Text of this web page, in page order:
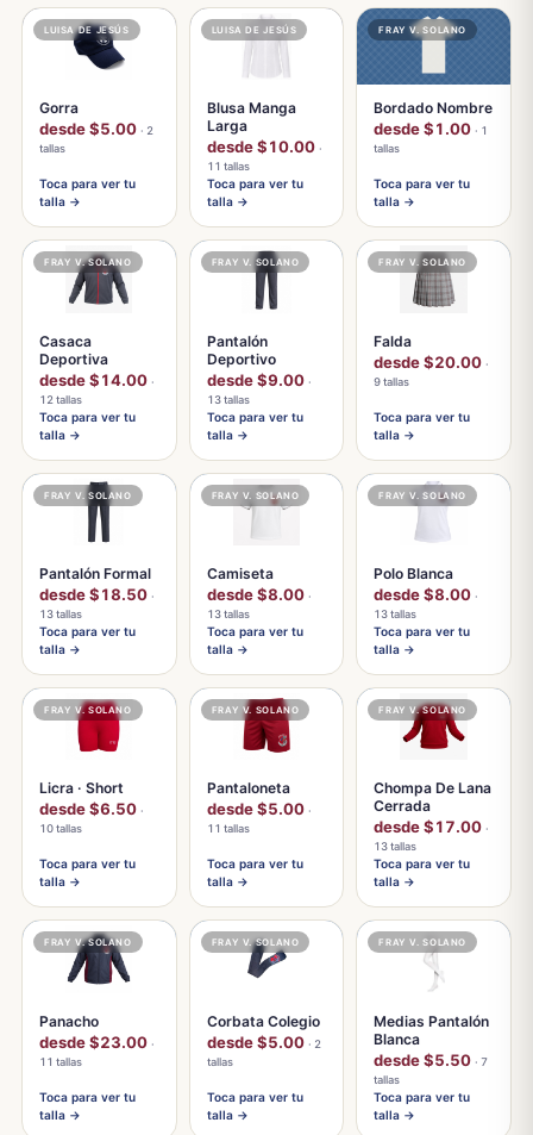
LUISA DE JESÚS
Gorra
desde $5.00 · 2
tallas
Toca para ver tu
talla →
LUISA DE JESÚS
Blusa Manga
Larga
desde $10.00 ·
11 tallas
Toca para ver tu
talla →
FRAY V. SOLANO
Bordado Nombre
desde $1.00 · 1
tallas
Toca para ver tu
talla →
FRAY V. SOLANO
Casaca
Deportiva
desde $14.00 ·
12 tallas
Toca para ver tu
talla →
FRAY V. SOLANO
Pantalón
Deportivo
desde $9.00 ·
13 tallas
Toca para ver tu
talla →
FRAY V. SOLANO
Falda
desde $20.00 ·
9 tallas
Toca para ver tu
talla →
FRAY V. SOLANO
Pantalón Formal
desde $18.50 ·
13 tallas
Toca para ver tu
talla →
FRAY V. SOLANO
Camiseta
desde $8.00 ·
13 tallas
Toca para ver tu
talla →
FRAY V. SOLANO
Polo Blanca
desde $8.00 ·
13 tallas
Toca para ver tu
talla →
FRAY V. SOLANO
Licra · Short
desde $6.50 ·
10 tallas
Toca para ver tu
talla →
FRAY V. SOLANO
Pantaloneta
desde $5.00 ·
11 tallas
Toca para ver tu
talla →
FRAY V. SOLANO
Chompa De Lana
Cerrada
desde $17.00 ·
13 tallas
Toca para ver tu
talla →
FRAY V. SOLANO
Panacho
desde $23.00 ·
11 tallas
Toca para ver tu
talla →
FRAY V. SOLANO
Corbata Colegio
desde $5.00 · 2
tallas
Toca para ver tu
talla →
FRAY V. SOLANO
Medias Pantalón
Blanca
desde $5.50 · 7
tallas
Toca para ver tu
talla →